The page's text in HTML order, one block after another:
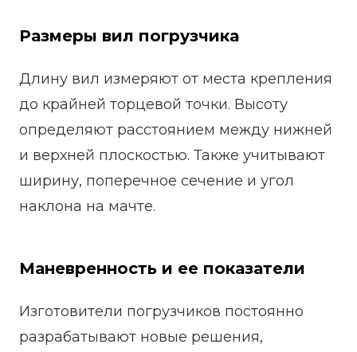
Размеры вил погрузчика
Длину вил измеряют от места крепления
до крайней торцевой точки. Высоту
определяют расстоянием между нижней
и верхней плоскостью. Также учитывают
ширину, поперечное сечение и угол
наклона на мачте.
Маневренность и ее показатели
Изготовители погрузчиков постоянно
разрабатывают новые решения,